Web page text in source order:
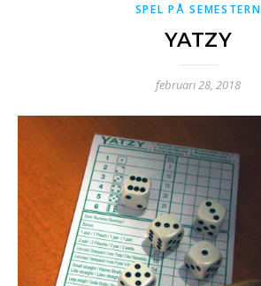
SPEL PÅ SEMESTERN
YATZY
februari 28, 2018